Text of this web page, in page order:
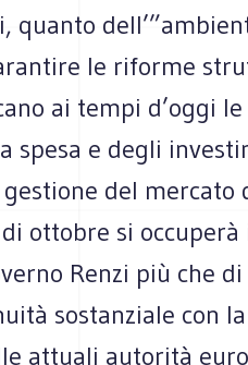
quanto
le riforme
ai tempi d’oggi
spesa e degli
del mercato
ottobre si
Renzi più che
sostanziale con
attuali autorità